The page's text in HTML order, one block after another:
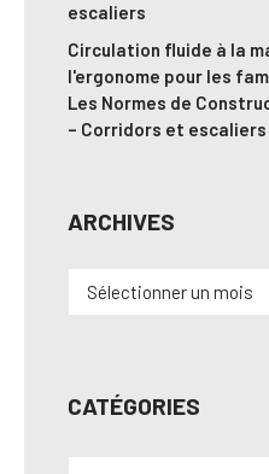
escaliers
Circulation fluide à la
l'ergonome pour les
Les Normes de
– Corridors et escaliers
ARCHIVES
Archives
CATÉGORIES